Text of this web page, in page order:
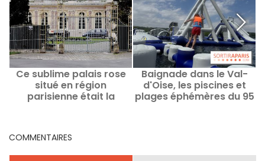
Ce sublime palais rose
situé en région
parisienne était la
Baignade dans le Val-
d'Oise, les piscines et
plages éphémères du 95
COMMENTAIRES